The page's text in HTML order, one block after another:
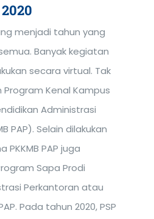
menjadi tahun yang
Banyak kegiatan
secara virtual. Tak
Kenal Kampus
Administrasi
PAP). Selain dilakukan
PAP juga
Sapa Prodi
Perkantoran atau
Pada tahun 2020, PSP